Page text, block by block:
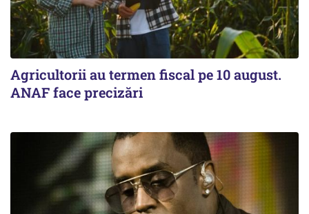
Agricultorii au termen fiscal pe 10 august.
ANAF face precizări